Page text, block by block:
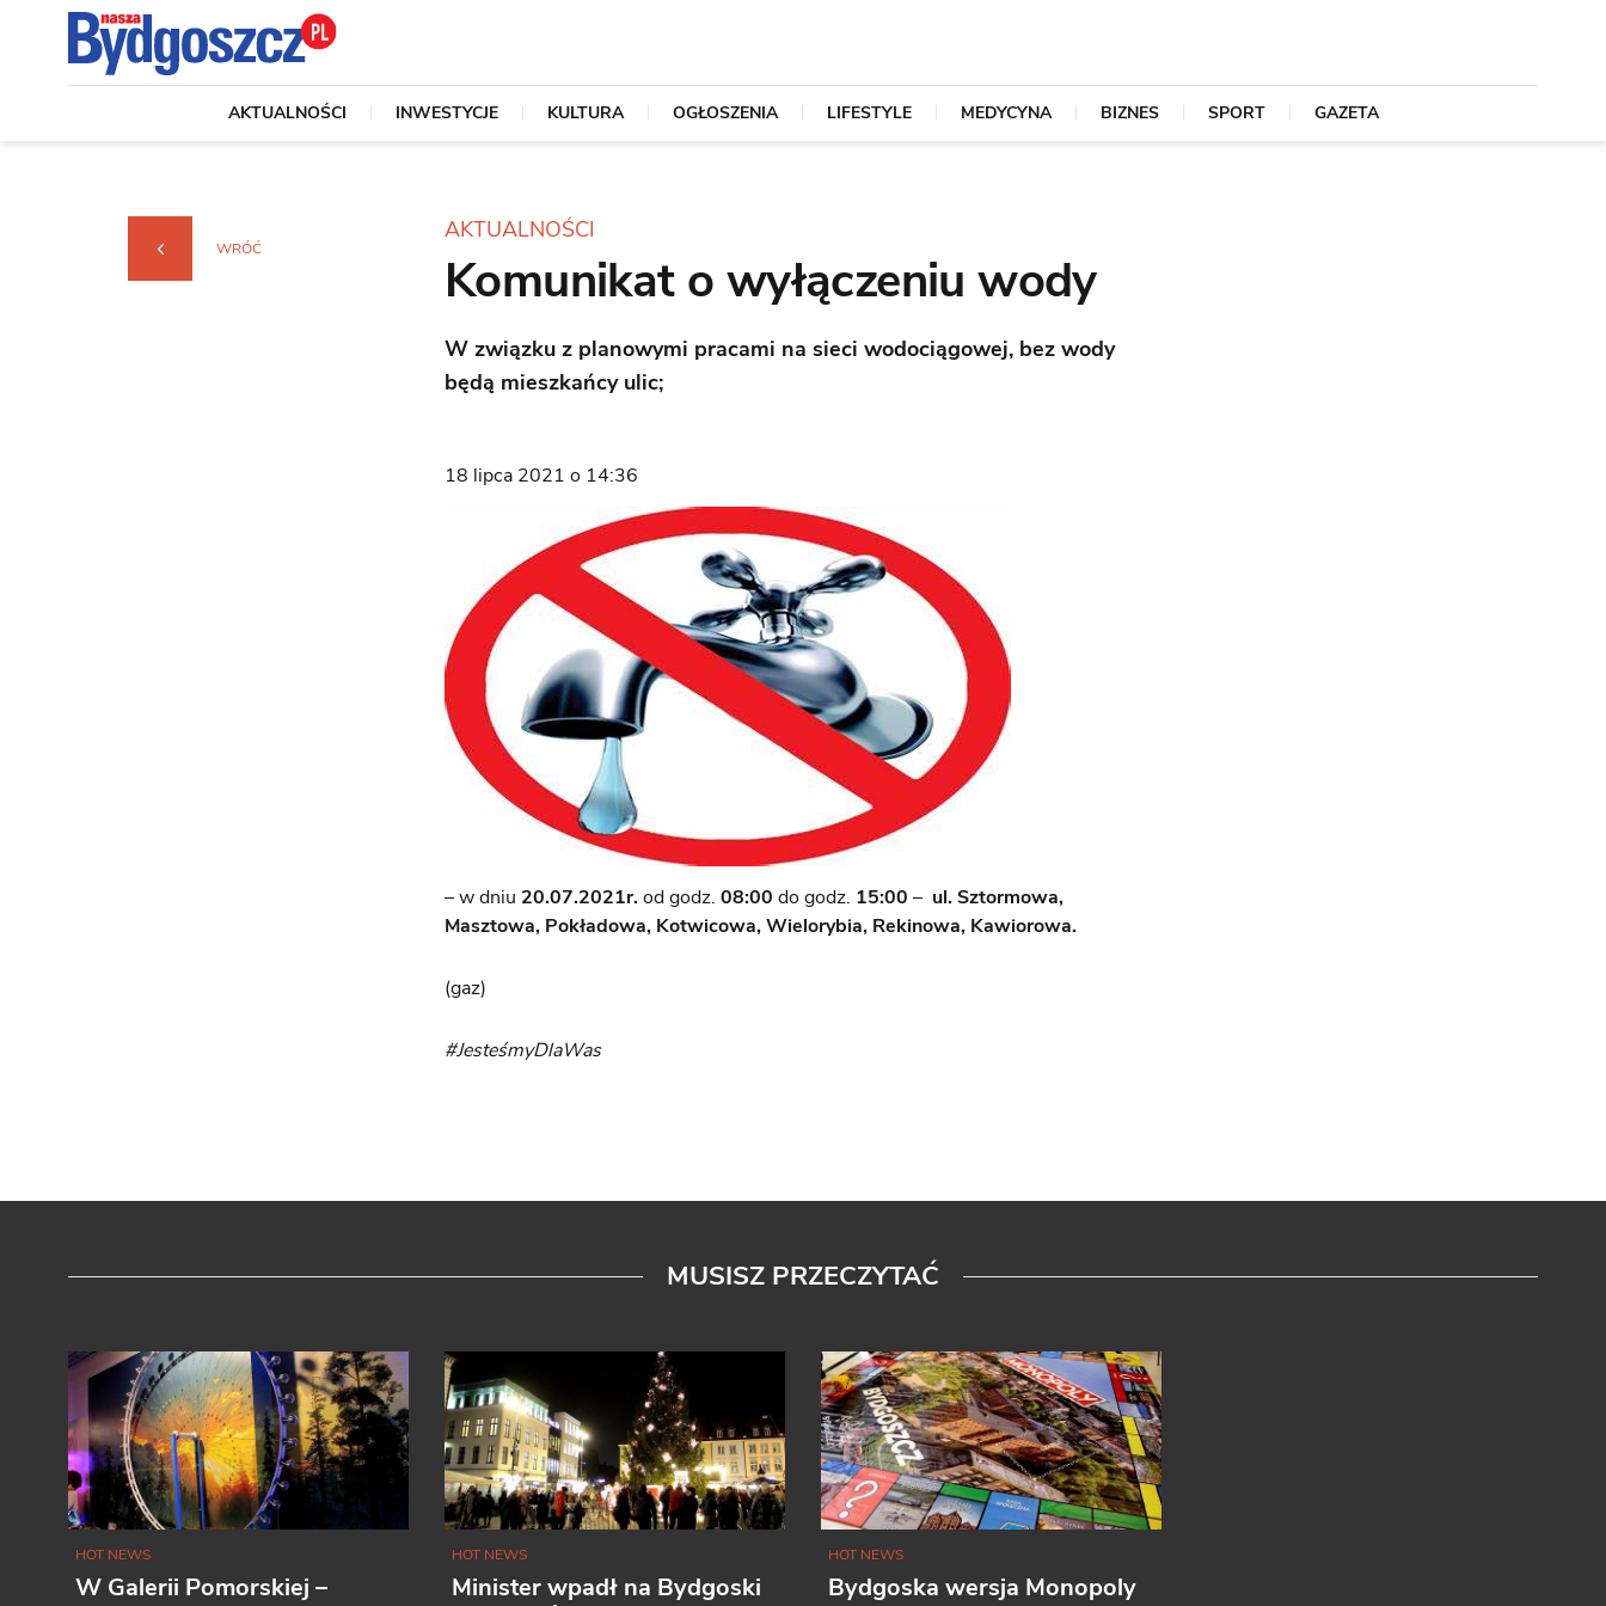
AKTUALNOŚCI INWESTYCJE KULTURA OGŁOSZENIA LIFESTYLE MEDYCYNA BIZNES SPORT GAZETA
WRÓĆ
AKTUALNOŚCI
Komunikat o wyłączeniu wody
W związku z planowymi pracami na sieci wodociągowej, bez wody
będą mieszkańcy ulic;
18 lipca 2021 o 14:36
– w dniu 20.07.2021r.od godz. 08:00 do godz. 15:00 – ul. Sztormowa,
Masztowa, Pokładowa, Kotwicowa, Wielorybia, Rekinowa, Kawiorowa.
(gaz)
#JesteśmyDlaWas
MUSISZ PRZECZYTAĆ
HOT NEWS
W Galerii Pomorskiej –
HOT NEWS
Minister wpadł na Bydgoski
HOT NEWS
Bydgoska wersja Monopoly